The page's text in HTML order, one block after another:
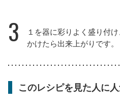
3
１を器に彩りよく盛り付
かけたら出来上がりです。
このレシピを見た人に